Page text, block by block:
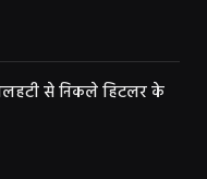
से निकले हिटलर के